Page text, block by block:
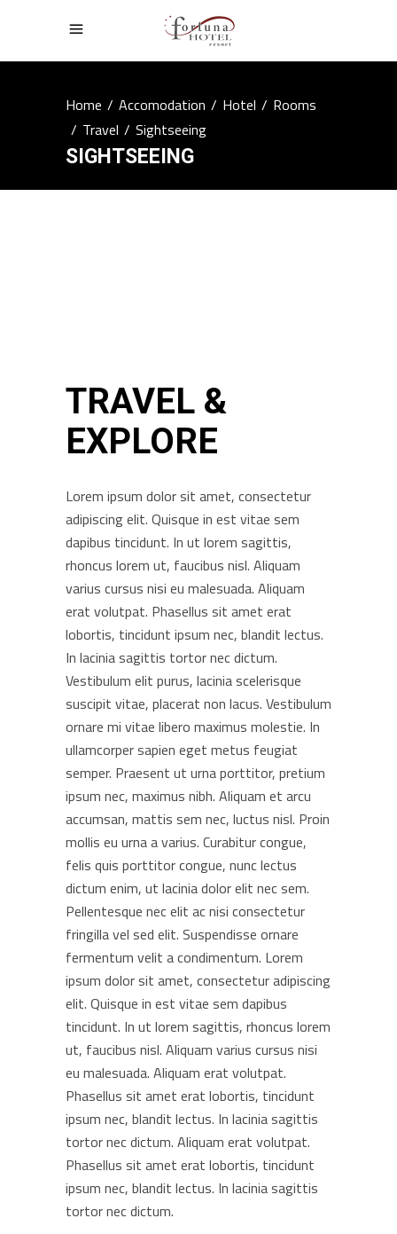
Home/Accomodation/Hotel/Rooms
/Travel/Sightseeing
SIGHTSEEING
TRAVEL &
EXPLORE
Lorem ipsum dolor sit amet, consectetur
adipiscing elit. Quisque in est vitae sem
dapibus tincidunt. In ut lorem sagittis,
rhoncus lorem ut, faucibus nisl. Aliquam
varius cursus nisi eu malesuada. Aliquam
erat volutpat. Phasellus sit amet erat
lobortis, tincidunt ipsum nec, blandit lectus.
In lacinia sagittis tortor nec dictum.
Vestibulum elit purus, lacinia scelerisque
suscipit vitae, placerat non lacus. Vestibulum
ornare mi vitae libero maximus molestie. In
ullamcorper sapien eget metus feugiat
semper. Praesent ut urna porttitor, pretium
ipsum nec, maximus nibh. Aliquam et arcu
accumsan, mattis sem nec, luctus nisl. Proin
mollis eu urna a varius. Curabitur congue,
felis quis porttitor congue, nunc lectus
dictum enim, ut lacinia dolor elit nec sem.
Pellentesque nec elit ac nisi consectetur
fringilla vel sed elit. Suspendisse ornare
fermentum velit a condimentum. Lorem
ipsum dolor sit amet, consectetur adipiscing
elit. Quisque in est vitae sem dapibus
tincidunt. In ut lorem sagittis, rhoncus lorem
ut, faucibus nisl. Aliquam varius cursus nisi
eu malesuada. Aliquam erat volutpat.
Phasellus sit amet erat lobortis, tincidunt
ipsum nec, blandit lectus. In lacinia sagittis
tortor nec dictum. Aliquam erat volutpat.
Phasellus sit amet erat lobortis, tincidunt
ipsum nec, blandit lectus. In lacinia sagittis
tortor nec dictum.